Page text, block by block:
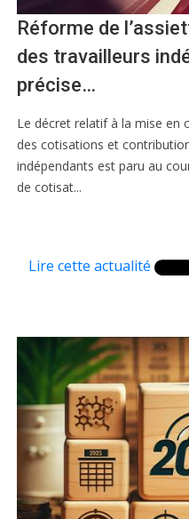
Réforme de
des travailleurs
précise…
Le décret relatif à la mise en
des cotisations et
indépendants est paru au
de cotisat...
Lire cette actualité